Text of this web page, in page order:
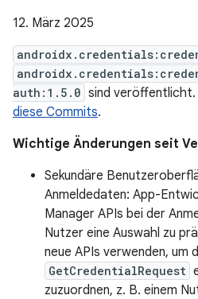
12. März 2025
auth:1.5.0 sind veröffentlicht.
diese Commits.
Wichtige Änderungen seit
Sekundäre
Anmeldedaten: App-
Manager APIs bei der
Nutzer eine Auswahl zu
neue APIs verwenden, um
GetCredentialRequest
zuzuordnen, z. B. einem